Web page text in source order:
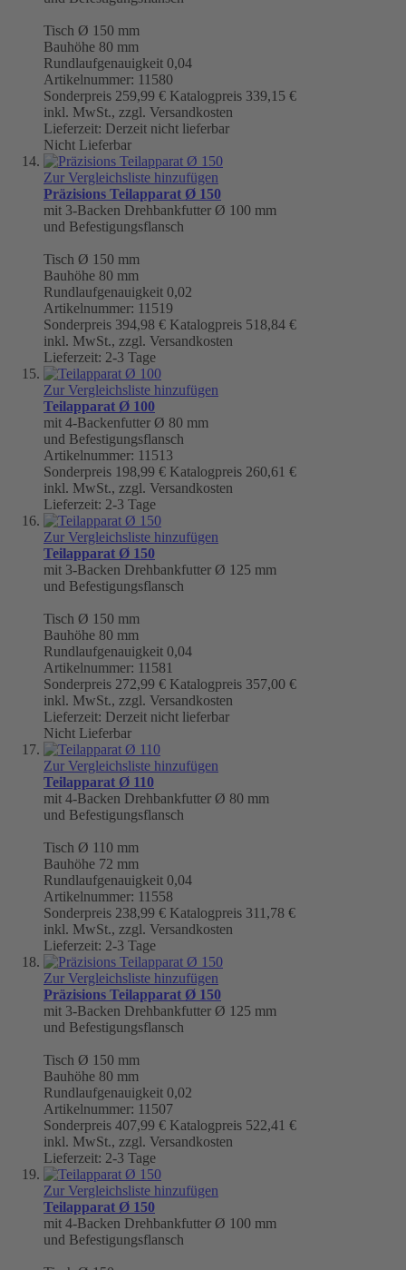
Tisch Ø 150 mm
Bauhöhe 80 mm
Rundlaufgenauigkeit 0,04
Artikelnummer: 11580
Sonderpreis 259,99 € Katalogpreis 339,15 €
inkl. MwSt., zzgl. Versandkosten
Lieferzeit: Derzeit nicht lieferbar
Nicht Lieferbar
Zur Vergleichsliste hinzufügen
Präzisions Teilapparat Ø 150
mit 3-Backen Drehbankfutter Ø 100 mm
und Befestigungsflansch
Tisch Ø 150 mm
Bauhöhe 80 mm
Rundlaufgenauigkeit 0,02
Artikelnummer: 11519
Sonderpreis 394,98 € Katalogpreis 518,84 €
inkl. MwSt., zzgl. Versandkosten
Lieferzeit: 2-3 Tage
Zur Vergleichsliste hinzufügen
Teilapparat Ø 100
mit 4-Backenfutter Ø 80 mm
und Befestigungsflansch
Artikelnummer: 11513
Sonderpreis 198,99 € Katalogpreis 260,61 €
inkl. MwSt., zzgl. Versandkosten
Lieferzeit: 2-3 Tage
Zur Vergleichsliste hinzufügen
Teilapparat Ø 150
mit 3-Backen Drehbankfutter Ø 125 mm
und Befestigungsflansch
Tisch Ø 150 mm
Bauhöhe 80 mm
Rundlaufgenauigkeit 0,04
Artikelnummer: 11581
Sonderpreis 272,99 € Katalogpreis 357,00 €
inkl. MwSt., zzgl. Versandkosten
Lieferzeit: Derzeit nicht lieferbar
Nicht Lieferbar
Zur Vergleichsliste hinzufügen
Teilapparat Ø 110
mit 4-Backen Drehbankfutter Ø 80 mm
und Befestigungsflansch
Tisch Ø 110 mm
Bauhöhe 72 mm
Rundlaufgenauigkeit 0,04
Artikelnummer: 11558
Sonderpreis 238,99 € Katalogpreis 311,78 €
inkl. MwSt., zzgl. Versandkosten
Lieferzeit: 2-3 Tage
Zur Vergleichsliste hinzufügen
Präzisions Teilapparat Ø 150
mit 3-Backen Drehbankfutter Ø 125 mm
und Befestigungsflansch
Tisch Ø 150 mm
Bauhöhe 80 mm
Rundlaufgenauigkeit 0,02
Artikelnummer: 11507
Sonderpreis 407,99 € Katalogpreis 522,41 €
inkl. MwSt., zzgl. Versandkosten
Lieferzeit: 2-3 Tage
Zur Vergleichsliste hinzufügen
Teilapparat Ø 150
mit 4-Backen Drehbankfutter Ø 100 mm
und Befestigungsflansch